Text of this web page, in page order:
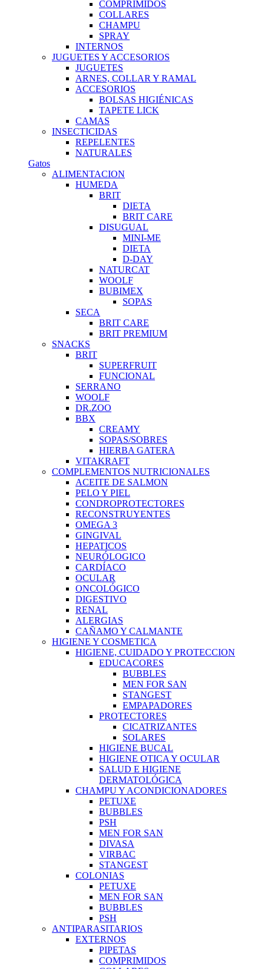
COMPRIMIDOS
COLLARES
CHAMPU
SPRAY
INTERNOS
JUGUETES Y ACCESORIOS
JUGUETES
ARNES, COLLAR Y RAMAL
ACCESORIOS
BOLSAS HIGIÉNICAS
TAPETE LICK
CAMAS
INSECTICIDAS
REPELENTES
NATURALES
Gatos
ALIMENTACION
HUMEDA
BRIT
DIETA
BRIT CARE
DISUGUAL
MINI-ME
DIETA
D-DAY
NATURCAT
WOOLF
BUBIMEX
SOPAS
SECA
BRIT CARE
BRIT PREMIUM
SNACKS
BRIT
SUPERFRUIT
FUNCIONAL
SERRANO
WOOLF
DR.ZOO
BBX
CREAMY
SOPAS/SOBRES
HIERBA GATERA
VITAKRAFT
COMPLEMENTOS NUTRICIONALES
ACEITE DE SALMON
PELO Y PIEL
CONDROPROTECTORES
RECONSTRUYENTES
OMEGA 3
GINGIVAL
HEPATICOS
NEURÓLOGICO
CARDÍACO
OCULAR
ONCOLÓGICO
DIGESTIVO
RENAL
ALERGIAS
CAÑAMO Y CALMANTE
HIGIENE Y COSMETICA
HIGIENE, CUIDADO Y PROTECCION
EDUCACORES
BUBBLES
MEN FOR SAN
STANGEST
EMPAPADORES
PROTECTORES
CICATRIZANTES
SOLARES
HIGIENE BUCAL
HIGIENE OTICA Y OCULAR
SALUD E HIGIENE
DERMATOLÓGICA
CHAMPU Y ACONDICIONADORES
PETUXE
BUBBLES
PSH
MEN FOR SAN
DIVASA
VIRBAC
STANGEST
COLONIAS
PETUXE
MEN FOR SAN
BUBBLES
PSH
ANTIPARASITARIOS
EXTERNOS
PIPETAS
COMPRIMIDOS